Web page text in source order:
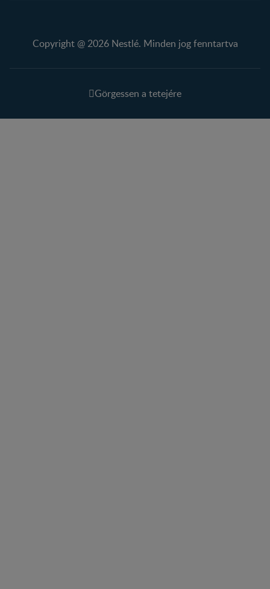
Copyright @ 2026 Nestlé. Minden jog fenntartva
Görgessen a tetejére